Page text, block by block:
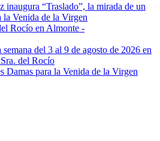
inaugura “Traslado”, la mirada de un
la Venida de la Virgen
Rocío en Almonte -
del 3 al 9 de agosto de 2026 en
del Rocío
Damas para la Venida de la Virgen